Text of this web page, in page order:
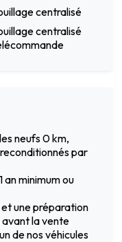
centralisé
centralisé
neufs 0 km,
par
an minimum ou
et une préparation
la vente
de nos véhicules